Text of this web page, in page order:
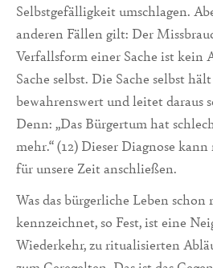
Selbstgefälligkeit umschlagen.
anderen Fällen gilt: Der
Verfallsform einer Sache ist kein
Sache selbst. Die Sache selbst
bewahrenswert und leitet daraus
Denn: „Das Bürgertum hat
mehr.“ (12) Dieser Diagnose
für unsere Zeit anschließen.
Was das bürgerliche Leben
kennzeichnet, so Fest, ist eine
Wiederkehr, zu ritualisierten